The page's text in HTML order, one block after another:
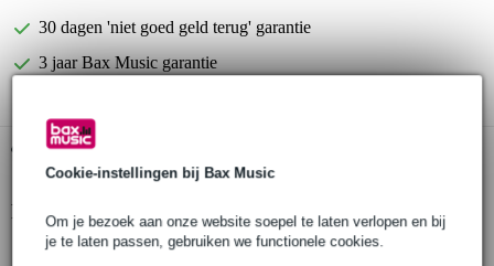
Cookie-instellingen bij Bax Music
Om je bezoek aan onze website soepel te laten verlopen en bij
je te laten passen, gebruiken we functionele cookies.
30 dagen 'niet goed geld terug' garantie
3 jaar Bax Music garantie
Gratis ophalen in de winkel
Productinformatie
driver_inch: 5 inch